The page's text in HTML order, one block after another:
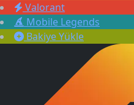
Valorant
Mobile Legends
Bakiye Yükle